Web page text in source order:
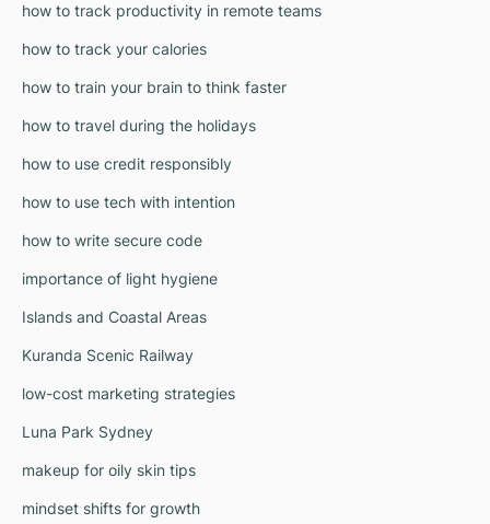
how to track productivity in remote teams
how to track your calories
how to train your brain to think faster
how to travel during the holidays
how to use credit responsibly
how to use tech with intention
how to write secure code
importance of light hygiene
Islands and Coastal Areas
Kuranda Scenic Railway
low-cost marketing strategies
Luna Park Sydney
makeup for oily skin tips
mindset shifts for growth